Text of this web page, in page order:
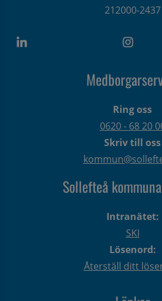
212000-2437
Ring oss
0620 - 68 20
Skriv till oss
Sollefteå
Intranätet:
SKI
Lösenord:
Återställ ditt